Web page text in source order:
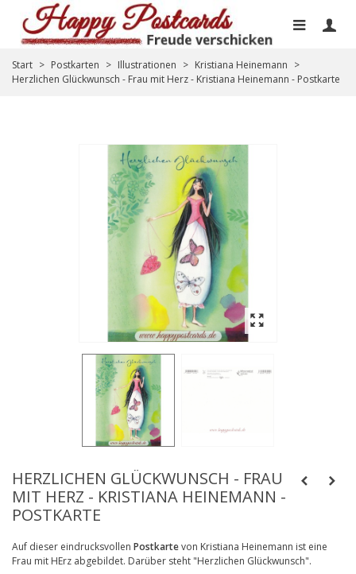
Start > Postkarten > Illustrationen > Kristiana Heinemann >
Herzlichen Glückwunsch - Frau mit Herz - Kristiana Heinemann - Postkarte
HERZLICHEN GLÜCKWUNSCH - FRAU
MIT HERZ - KRISTIANA HEINEMANN -
POSTKARTE
Auf dieser eindrucksvollen Postkartevon Kristiana Heinemann ist eine
Frau mit HErz abgebildet. Darüber steht "Herzlichen Glückwunsch".